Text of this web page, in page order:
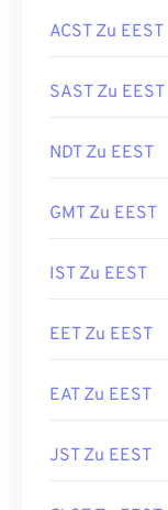
ACST Zu EEST
SAST Zu EEST
NDT Zu EEST
GMT Zu EEST
IST Zu EEST
EET Zu EEST
EAT Zu EEST
JST Zu EEST